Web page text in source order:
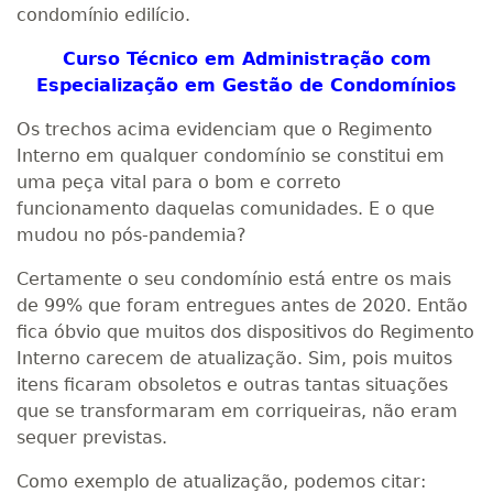
condomínio edilício.
Curso Técnico em Administração com
Especialização em Gestão de Condomínios
Os trechos acima evidenciam que o Regimento
Interno em qualquer condomínio se constitui em
uma peça vital para o bom e correto
funcionamento daquelas comunidades. E o que
mudou no pós-pandemia?
Certamente o seu condomínio está entre os mais
de 99% que foram entregues antes de 2020. Então
fica óbvio que muitos dos dispositivos do Regimento
Interno carecem de atualização. Sim, pois muitos
itens ficaram obsoletos e outras tantas situações
que se transformaram em corriqueiras, não eram
sequer previstas.
Como exemplo de atualização, podemos citar: